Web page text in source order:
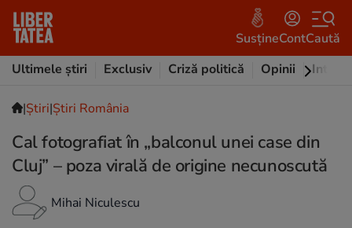
SusțineContCaută
Ultimele știri
Exclusiv Criză politică Opinii
|Ştiri|Știri România
Cal fotografiat în „balconul unei case din
Cluj” – poza virală de origine necunoscută
Mihai Niculescu